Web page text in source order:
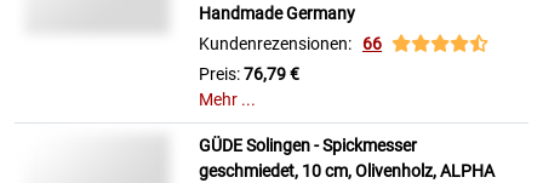
Handmade Germany
Kundenrezensionen: 66
Preis:76,79 €
Mehr ...
GÜDE Solingen - Spickmesser
geschmiedet, 10 cm, Olivenholz, ALPHA